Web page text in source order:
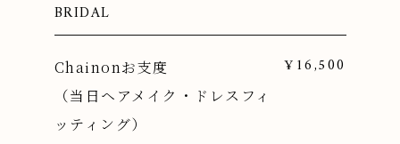
BRIDAL
Chainonお支度
（当日ヘアメイク・ドレスフィ
ッティング）
¥16,500